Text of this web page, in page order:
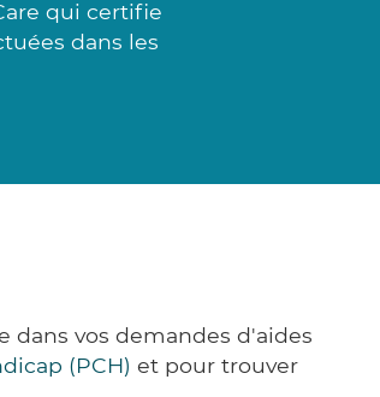
qui certifie
dans les
dans vos demandes d'aides
(PCH) et pour trouver